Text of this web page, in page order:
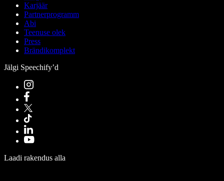
Karjäär
Partnerprogramm
Abi
Teenuse olek
Press
Brändikomplekt
Jälgi Speechify’d
Laadi rakendus alla